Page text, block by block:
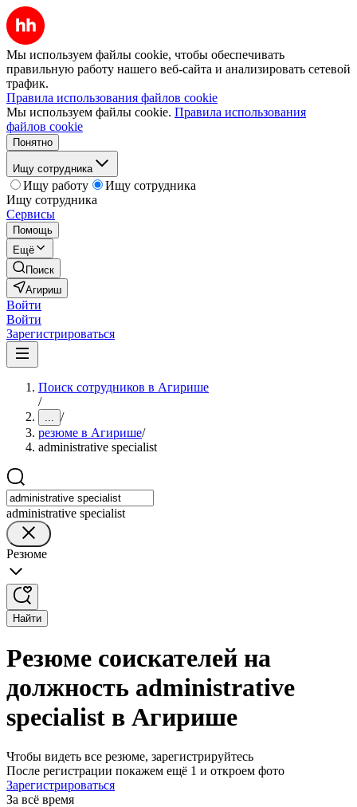
Мы используем файлы cookie, чтобы обеспечивать
правильную работу нашего веб-сайта и анализировать сетевой
трафик.
Правила использования файлов cookie
Мы используем файлы cookie. Правила использования
файлов cookie
Понятно
Ищу сотрудника
Ищу работу
Ищу сотрудника
Ищу сотрудника
Сервисы
Помощь
Ещё
Поиск
Агириш
Войти
Войти
Зарегистрироваться
Поиск сотрудников в Агирише
/
... /
резюме в Агирише/
administrative specialist
administrative specialist
Резюме
Найти
Резюме соискателей на
должность administrative
specialist в Агирише
Чтобы видеть все резюме, зарегистрируйтесь
После регистрации покажем ещё 1 и откроем фото
Зарегистрироваться
За всё время